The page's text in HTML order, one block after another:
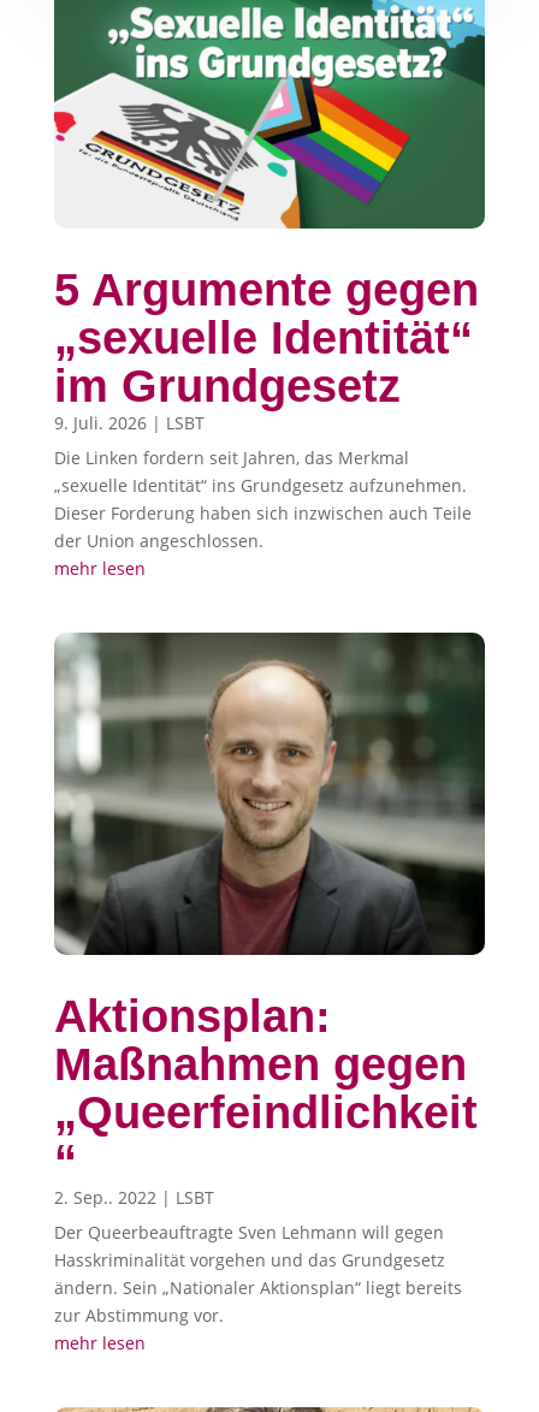
5 Argumente gegen
„sexuelle Identität“
im Grundgesetz
9. Juli. 2026| LSBT
Die Linken fordern seit Jahren, das Merkmal
„sexuelle Identität“ ins Grundgesetz aufzunehmen.
Dieser Forderung haben sich inzwischen auch Teile
der Union angeschlossen.
mehr lesen
Aktionsplan:
Maßnahmen gegen
„Queerfeindlichkeit
“
2. Sep.. 2022 | LSBT
Der Queerbeauftragte Sven Lehmann will gegen
Hasskriminalität vorgehen und das Grundgesetz
ändern. Sein „Nationaler Aktionsplan“ liegt bereits
zur Abstimmung vor.
mehr lesen